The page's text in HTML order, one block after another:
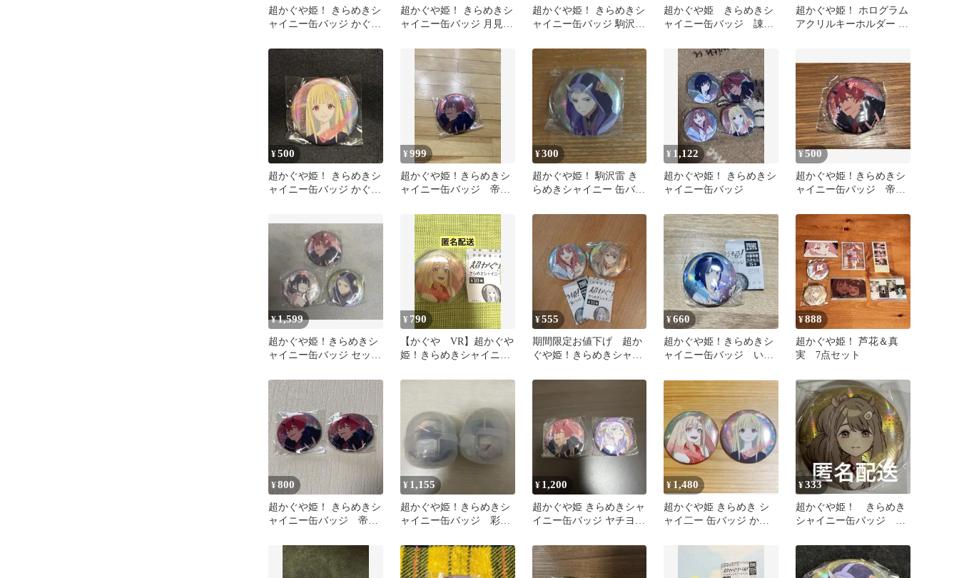
超かぐや姫！ きらめきシ
ャイニー缶バッジ かぐや
超かぐや姫！ きらめきシ
ャイニー缶バッジ 月見ヤ
超かぐや姫！ きらめきシ
ャイニー缶バッジ 駒沢雷
超かぐや姫 きらめきシ
ャイニー缶バッジ 諌山
超かぐや姫！ ホログラム
アクリルキーホルダー き
¥500
超かぐや姫！ きらめきシ
ャイニー缶バッジ かぐや
¥999
超かぐや姫！きらめきシ
ャイニー缶バッジ 帝ア
¥300
超かぐや姫！ 駒沢雷 き
らめきシャイニー 缶バッ
¥ 1,122
超かぐや姫！ きらめきシ
ャイニー缶バッジ
¥500
超かぐや姫！きらめきシ
ャイニー缶バッジ 帝ア
¥1,599
超かぐや姫！きらめきシ
ャイニー缶バッジ セット
¥ 790
【かぐや VR】超かぐや
姫！きらめきシャイニ
ャ
¥555
期間限定お値下げ 超か
ぐや姫！きらめきシャイ
美 ２個セット
¥660
超かぐや姫！きらめきシ
ャイニー缶バッジ いろ
¥888
超かぐや姫！ 芦花＆真
実 7点セット
¥800
超かぐや姫！ きらめきシ
ャイニー缶バッジ 帝ア
¥ 1,155
超かぐや姫！きらめきシ
ャイニー缶バッジ 彩葉
¥ 1,200
超かぐや姫 きらめきシャ
イニー缶バッジ ヤチヨ
¥ 1,480
超かぐや姫 きらめき シ
ャイ二ー 缶バッジ かぐ
¥333
超かぐや姫！ きらめき
シャイニー缶バッジ 諫